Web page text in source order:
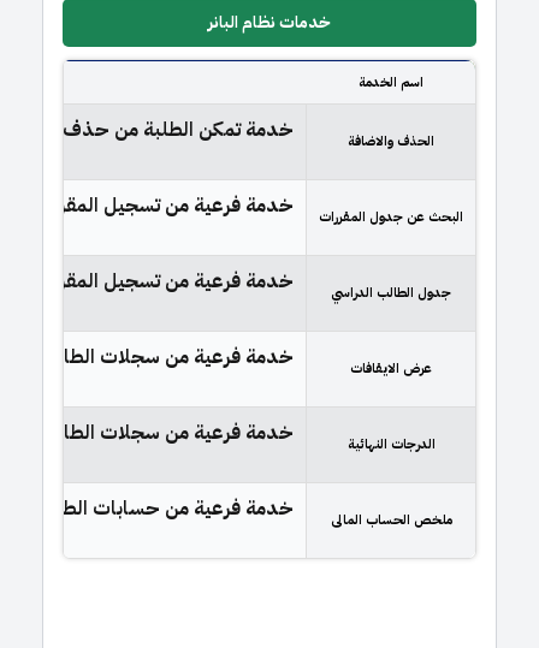
خدمات نظام البانر
اسم الخدمة
الحذف والاضافة خدمة تمكن الطلبة من حذف واضافة
البحث عن جدول المقررات خدمة فرعية من تسجيل المقررات
جدول الطالب الدراسي خدمة فرعية من تسجيل المقررات
عرض الايقافات خدمة فرعية من سجلات الطالب توفر
الدرجات النهائية خدمة فرعية من سجلات الطالب توفر
ملخص الحساب المالى خدمة فرعية من حسابات الطالب